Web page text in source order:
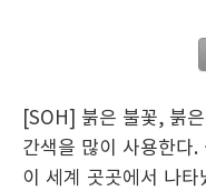
[SOH] 붉은 불꽃, 붉
간색을 많이 사용한다
이 세계 곳곳에서 나